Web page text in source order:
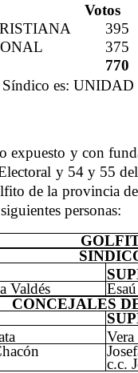
Votos
395
375
770
Síndico es:
expuesto y con
y 54 y 55
de la provincia
personas:
Valdés
CONCEJALES
c.c.